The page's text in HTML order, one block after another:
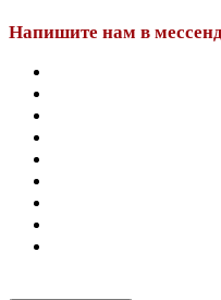
Напишите нам в